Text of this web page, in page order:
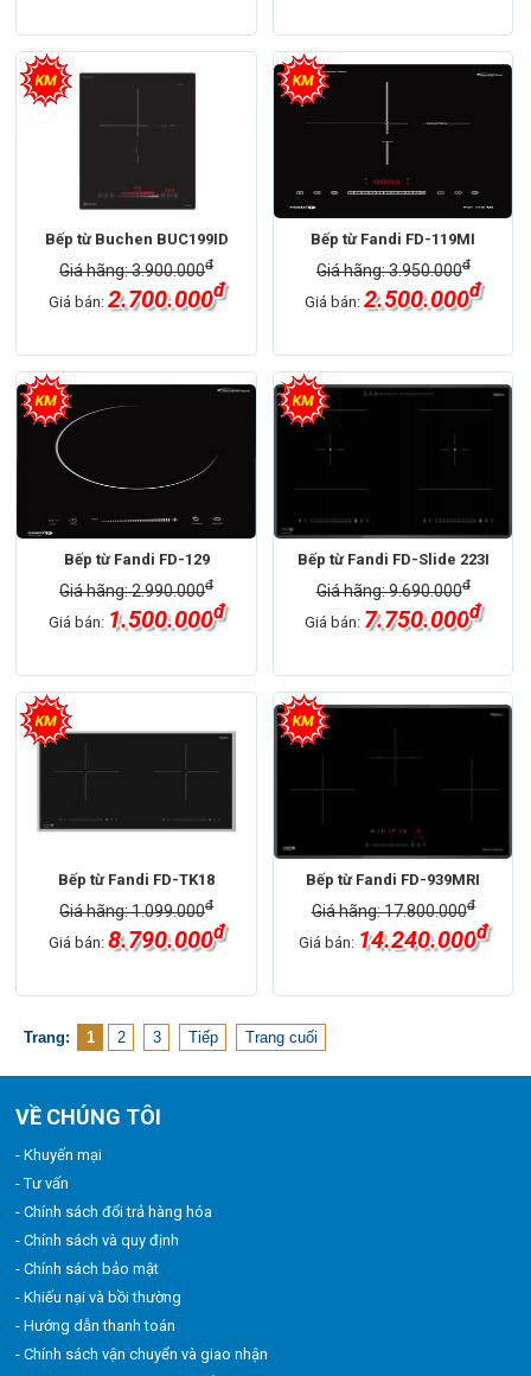
Bếp từ Buchen BUC199ID
Giá hãng: 3.900.000đ
Giá bán: 2.700.000đ
Bếp từ Fandi FD-119MI
Giá hãng: 3.950.000đ
Giá bán:2.500.000đ
Bếp từ Fandi FD-129
Giá hãng: 2.990.000đ
Giá bán: 1.500.000đ
Bếp từ Fandi FD-Slide 223I
Giá hãng: 9.690.000đ
Giá bán: 7.750.000đ
Bếp từ Fandi FD-TK18
Giá hãng: 1.099.000đ
Giá bán: 8.790.000đ
Bếp từ Fandi FD-939MRI
Giá hãng: 17.800.000đ
Giá bán: 14.240.000đ
Trang: 1 2 3 Tiếp Trang cuối
VỀ CHÚNG TÔI
- Khuyến mại
- Tư vấn
- Chính sách đổi trả hàng hóa
- Chính sách và quy định
- Chính sách bảo mật
- Khiếu nại và bồi thường
- Hướng dẫn thanh toán
- Chính sách vận chuyển và giao nhận